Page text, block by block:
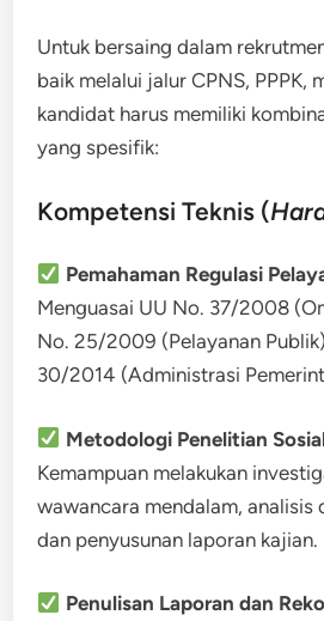
Untuk bersaing dalam
baik melalui jalur CPNS, PPPK,
kandidat harus memiliki
yang spesifik:
Kompetensi Teknis (
Pemahaman Regulasi
Menguasai UU No. 37/2008
No. 25/2009 (Pelayanan
30/2014 (Administrasi
Metodologi Penelitian
Kemampuan melakukan
wawancara mendalam, analisis
dan penyusunan laporan kajian.
Penulisan Laporan dan